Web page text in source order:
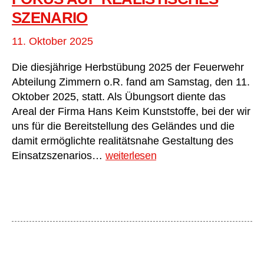
SZENARIO
11. Oktober 2025
Die diesjährige Herbstübung 2025 der Feuerwehr
Abteilung Zimmern o.R. fand am Samstag, den 11.
Oktober 2025, statt. Als Übungsort diente das
Areal der Firma Hans Keim Kunststoffe, bei der wir
uns für die Bereitstellung des Geländes und die
damit ermöglichte realitätsnahe Gestaltung des
Einsatzszenarios… Herbstübung
o.R.
weiterlesen